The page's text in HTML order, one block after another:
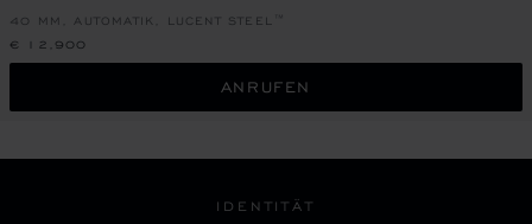
40 MM, AUTOMATIK, LUCENT STEEL™
€ 12,900
ANRUFEN
IDENTITÄT